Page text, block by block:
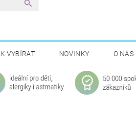
VYBÍRAT NOVINKY O NÁS